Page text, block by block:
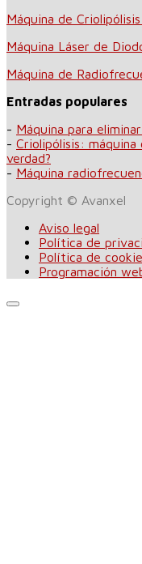
Máquina de
Máquina Láser de
Máquina de
Entradas populares
- Máquina para
- Criolipólisis:
verdad?
- Máquina
Copyright © Avanxel
Aviso legal
Política de
Política de
Programación